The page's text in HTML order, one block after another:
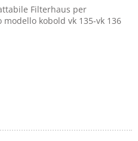
Filterhaus per
kobold vk 135-vk 136